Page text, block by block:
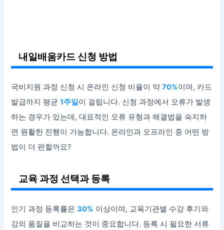
내일배움카드 신청 방법
국비지원 과정 신청 시 온라인 신청 비율이 약70%이며, 카드
발급까지 평균1주일이 걸립니다. 신청 과정에서 오류가 발생
하는 경우가 있는데, 대표적인 오류 유형과 해결법을 숙지하
면 원활한 진행이 가능합니다. 온라인과 오프라인 중 어떤 방
법이 더 편할까요?
교육 과정 선택과 등록
인기 과정 등록률은30% 이상이며, 교육기관별 수강 후기와
강의 품질을 비교하는 것이 중요합니다. 등록 시 필요한 서류